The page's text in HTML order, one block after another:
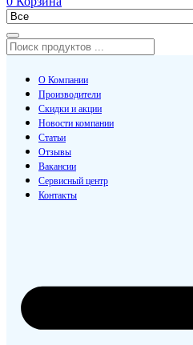
О Компании
Производители
Скидки и акции
Новости компании
Статьи
Отзывы
Вакансии
Сервисный центр
Контакты